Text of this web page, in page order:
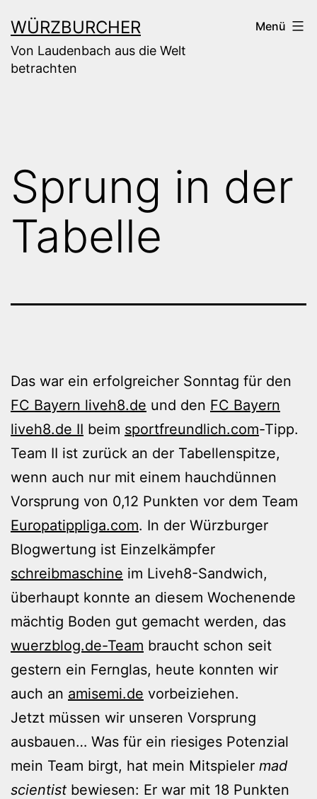
Inhalt
springen
WÜRZBURCHER
Von Laudenbach aus die Welt
betrachten
Menü
Sprung in der
Tabelle
Das war ein erfolgreicher Sonntag für den
FC Bayern liveh8.de und den FC Bayern
liveh8.de II beim sportfreundlich.com-Tipp.
Team II ist zurück an der Tabellenspitze,
wenn auch nur mit einem hauchdünnen
Vorsprung von 0,12 Punkten vor dem Team
Europatippliga.com. In der Würzburger
Blogwertung ist Einzelkämpfer
schreibmaschine im Liveh8-Sandwich,
überhaupt konnte an diesem Wochenende
mächtig Boden gut gemacht werden, das
wuerzblog.de-Team braucht schon seit
gestern ein Fernglas, heute konnten wir
auch an amisemi.de vorbeiziehen.
Jetzt müssen wir unseren Vorsprung
ausbauen… Was für ein riesiges Potenzial
mein Team birgt, hat mein Mitspieler mad
scientist bewiesen: Er war mit 18 Punkten